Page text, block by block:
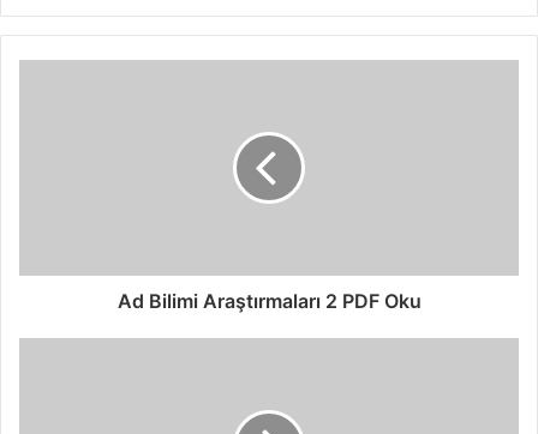
Ad Bilimi Araştırmaları 2 PDF Oku